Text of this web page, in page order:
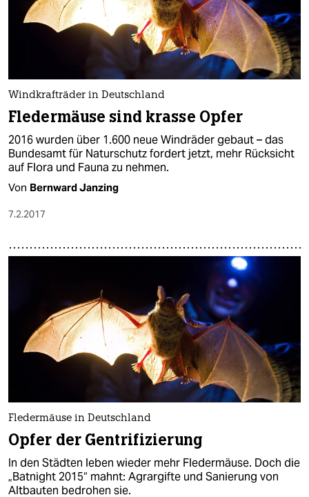
Windkrafträder in Deutschland
Fledermäuse sind krasse Opfer
2016 wurden über 1.600 neue Windräder gebaut – das
Bundesamt für Naturschutz fordert jetzt, mehr Rücksicht
auf Flora und Fauna zu nehmen.
Von Bernward Janzing
7.2.2017
Fledermäuse in Deutschland
Opfer der Gentrifizierung
In den Städten leben wieder mehr Fledermäuse. Doch die
„Batnight 2015“ mahnt: Agrargifte und Sanierung von
Altbauten bedrohen sie.